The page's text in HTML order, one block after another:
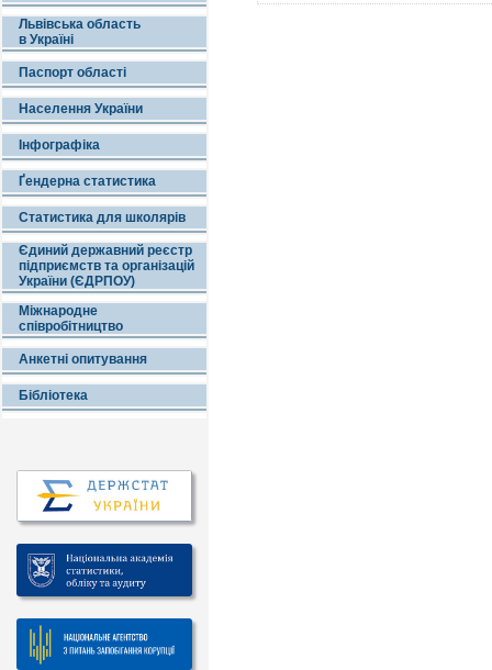
Львівська область
в Україні
Паспорт області
Населення України
Інфографіка
Ґендерна статистика
Статистика для школярів
Єдиний державний реєстр
підприємств та організацій
України (ЄДРПОУ)
Міжнародне
співробітництво
Анкетні опитування
Бібліотека